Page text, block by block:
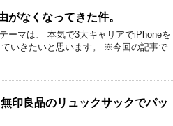
なくなってきた件。
ーマは、 本気で3大キャリアでiPhoneを
いきたいと思います。 ※今回の記事で
印良品のリュックサックでパッ